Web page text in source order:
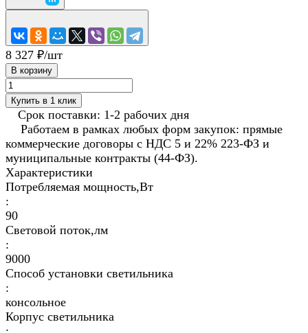
8 327 ₽/шт
В корзину
Купить в 1 клик
Срок поставки: 1-2 рабочих дня
Работаем в рамках любых форм закупок: прямые
коммерческие договоры с НДС 5 и 22% 223-ФЗ и
муниципальные контракты (44-ФЗ).
Характеристики
Потребляемая мощность,Вт
:
90
Световой поток,лм
:
9000
Способ установки светильника
:
консольное
Корпус светильника